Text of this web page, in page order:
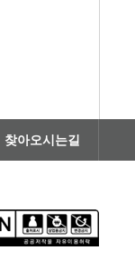
찾아오시는길